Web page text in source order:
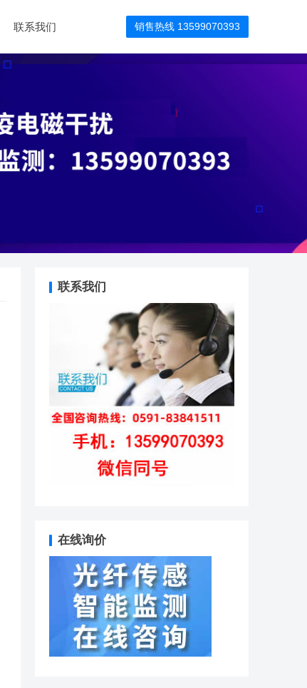
联系我们 销售热线 13599070393
联系我们
在线询价